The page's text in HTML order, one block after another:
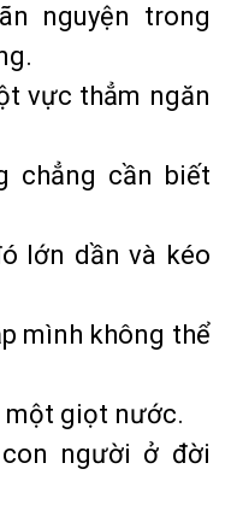
nguyện trong
vực thẳm ngăn
chẳng cần biết
lớn dần và kéo
mình không thể
một giọt nước.
người ở đời